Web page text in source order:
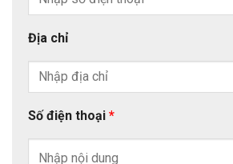
Địa chỉ
Số điện thoại *